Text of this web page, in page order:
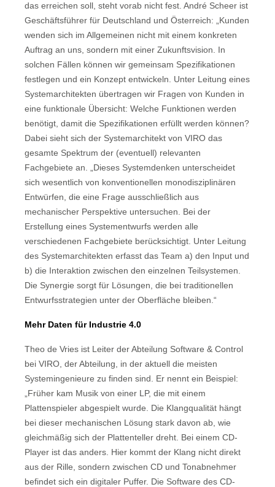
das erreichen soll, steht vorab nicht fest. André Scheer ist
Geschäftsführer für Deutschland und Österreich: „Kunden
wenden sich im Allgemeinen nicht mit einem konkreten
Auftrag an uns, sondern mit einer Zukunftsvision. In
solchen Fällen können wir gemeinsam Spezifikationen
festlegen und ein Konzept entwickeln. Unter Leitung eines
Systemarchitekten übertragen wir Fragen von Kunden in
eine funktionale Übersicht: Welche Funktionen werden
benötigt, damit die Spezifikationen erfüllt werden können?
Dabei sieht sich der Systemarchitekt von VIRO das
gesamte Spektrum der (eventuell) relevanten
Fachgebiete an. „Dieses Systemdenken unterscheidet
sich wesentlich von konventionellen monodisziplinären
Entwürfen, die eine Frage ausschließlich aus
mechanischer Perspektive untersuchen. Bei der
Erstellung eines Systementwurfs werden alle
verschiedenen Fachgebiete berücksichtigt. Unter Leitung
des Systemarchitekten erfasst das Team a) den Input und
b) die Interaktion zwischen den einzelnen Teilsystemen.
Die Synergie sorgt für Lösungen, die bei traditionellen
Entwurfsstrategien unter der Oberfläche bleiben.“
Mehr Daten für Industrie 4.0
Theo de Vries ist Leiter der Abteilung Software & Control
bei VIRO, der Abteilung, in der aktuell die meisten
Systemingenieure zu finden sind. Er nennt ein Beispiel:
„Früher kam Musik von einer LP, die mit einem
Plattenspieler abgespielt wurde. Die Klangqualität hängt
bei dieser mechanischen Lösung stark davon ab, wie
gleichmäßig sich der Plattenteller dreht. Bei einem CD-
Player ist das anders. Hier kommt der Klang nicht direkt
aus der Rille, sondern zwischen CD und Tonabnehmer
befindet sich ein digitaler Puffer. Die Software des CD-